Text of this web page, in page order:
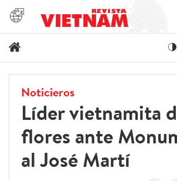
Noticieros
Líder vietnamita
flores ante
al José Martí